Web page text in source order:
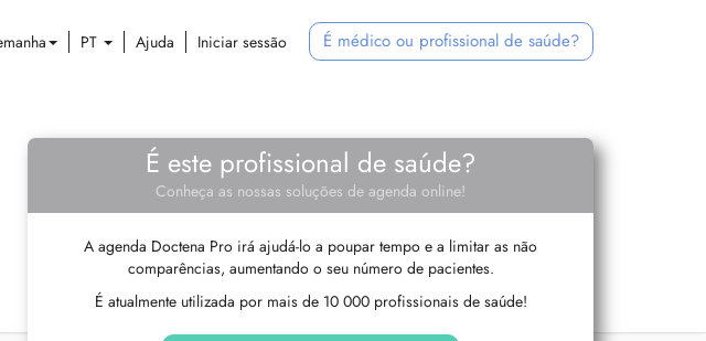
PT Ajuda Iniciar sessão É médico ou profissional de saúde?
É este profissional de saúde?
Conheça as nossas soluções de agenda online!
A agenda Doctena Pro irá ajudá-lo a poupar tempo e a limitar as não
comparências, aumentando o seu número de pacientes.
É atualmente utilizada por mais de 10 000 profissionais de saúde!